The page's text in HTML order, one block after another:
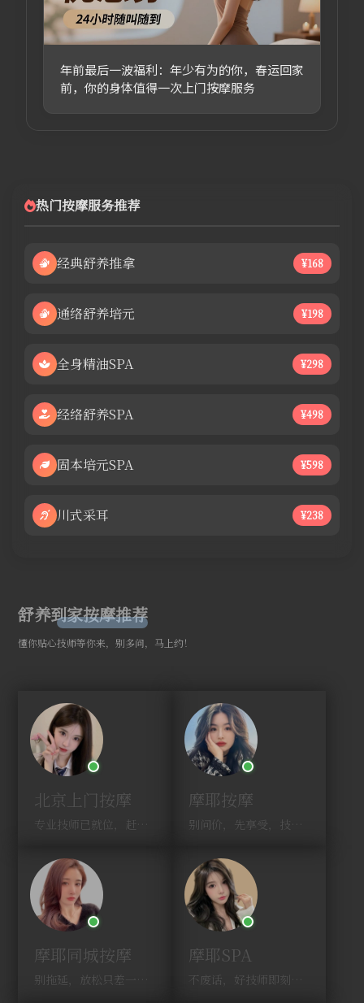
年前最后一波福利：年少有为的你，春运回家
前，你的身体值得一次上门按摩服务
热门按摩服务推荐
经典舒养推拿 ¥168
通络舒养培元 ¥198
全身精油SPA ¥298
经络舒养SPA ¥498
固本培元SPA ¥598
川式采耳 ¥238
舒养到家按摩推荐
懂你贴心技师等你来，别多问，马上约！
北京上门按摩
专业技师已就位，赶紧下单！
摩耶按摩
别问价，先享受，技师马上到！
摩耶同城按摩
别拖延，放松只差一次点击！
摩耶SPA
不废话，好技师即刻上门，约！